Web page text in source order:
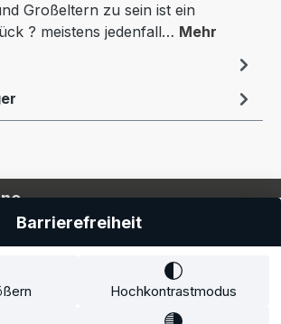
Großeltern zu sein ist ein
? meistens jedenfall… Mehr
Hochkontrastmodus
Barrierefreiheit